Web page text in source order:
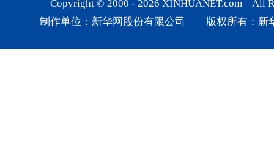
Copyright © 2000 - 2026 XINHUANET.com All
制作单位：新华网股份有限公司 版权所有：新